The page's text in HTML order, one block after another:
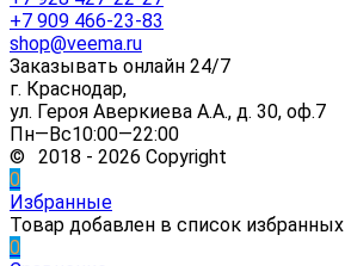
+7 909 466-23-83
shop@veema.ru
Заказывать онлайн 24/7
г. Краснодар,
ул. Героя Аверкиева А.А., д. 30, оф.7
Пн—Вс10:00—22:00
© 2018 - 2026 Copyright
0
Избранные
Товар добавлен в список избранных
0